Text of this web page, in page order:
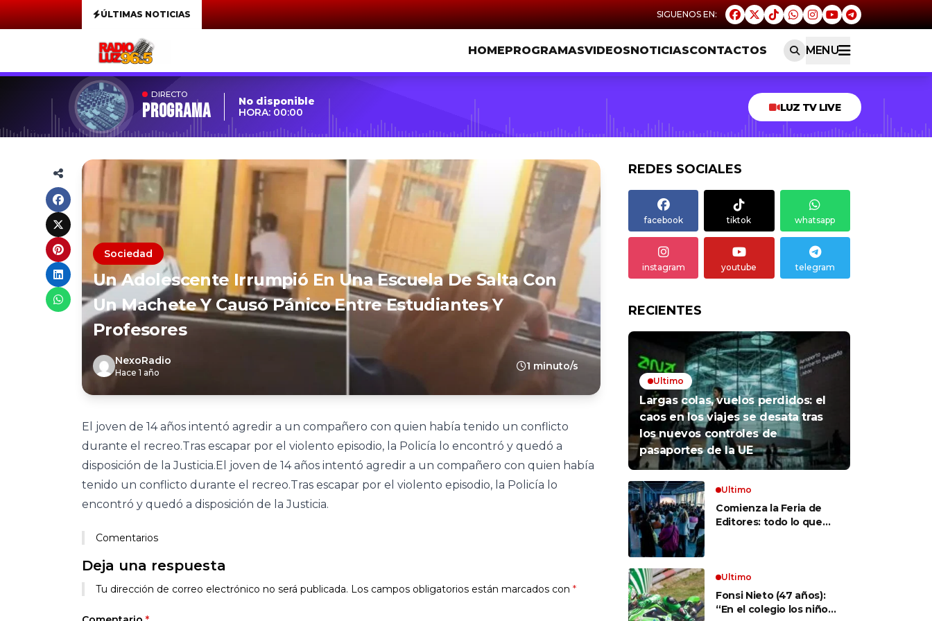
ÚLTIMAS NOTICIAS
HOMEPROGRAMASVIDEOSNOTICIASCONTACTOS MENU
DIRECTO
Programa
No disponible
HORA: 00:00
LUZ TV LIVE
Sociedad
Un Adolescente Irrumpió En Una Escuela De Salta Con
Un Machete Y Causó Pánico Entre Estudiantes Y
Profesores
NexoRadio
Hace 1 año
1 minuto/s
El joven de 14 años intentó agredir a un compañero con quien había tenido un conflicto
durante el recreo.Tras escapar por el violento episodio, la Policía lo encontró y quedó a
disposición de la Justicia.El joven de 14 años intentó agredir a un compañero con quien había
tenido un conflicto durante el recreo.Tras escapar por el violento episodio, la Policía lo
encontró y quedó a disposición de la Justicia.
Comentarios
Deja una respuesta
Tu dirección de correo electrónico no será publicada. Los campos obligatorios están marcados con *
REDES SOCIALES
facebook tiktok whatsapp
instagram youtube telegram
RECIENTES
Ultimo
Largas colas, vuelos perdidos: el
caos en los viajes se desata tras
los nuevos controles de
pasaportes de la UE
Ultimo
Comienza la Feria de
Editores: todo lo que
Ultimo
Fonsi Nieto (47 años):
“En el colegio los niños